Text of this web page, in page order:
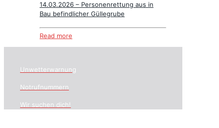
14.03.2026 – Personenrettung aus in
Bau befindlicher Güllegrube
Read more
Unwetterwarnung
Notrufnummern
Wir suchen dich!